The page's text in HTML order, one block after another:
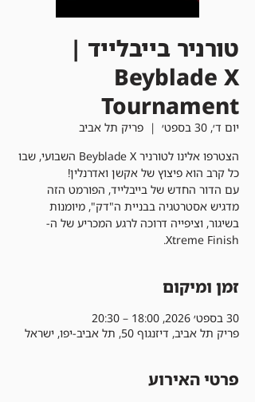
טורניר בייבלייד |
Beyblade X
Tournament
יום ד׳, 30 בספט׳
  |
פריק תל אביב
הצטרפו אלינו לטורניר Beyblade X השבועי, שבו
עם הדור החדש של בייבלייד, הפורמט הזה
מדגיש אסטרטגיה בבניית ה"דק", מיומנות
בשיגור, וציפייה דרוכה לרגע המכריע של ה-
Xtreme Finish.
זמן ומיקום
30 בספט׳ 2026, 18:00 – 20:30
פריק תל אביב, דיזנגוף 50, תל אביב-יפו, ישראל
פרטי האירוע